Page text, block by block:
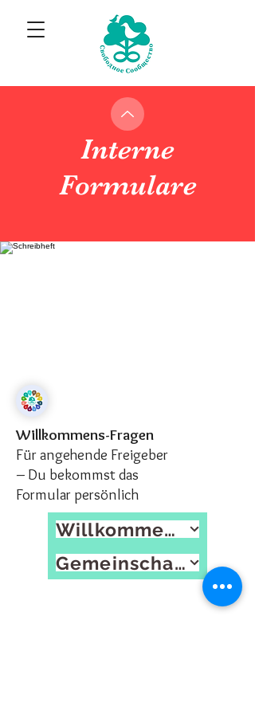
Interne
Formulare
Willkommens-Fragen
Für angehende Freigeber
– Du bekommst das
Formular persönlich
Willkommens-Fragen
Gemeinschaftskasse/n